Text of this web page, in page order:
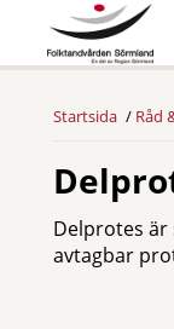
Startsida Råd
Delprotes är
avtagbar